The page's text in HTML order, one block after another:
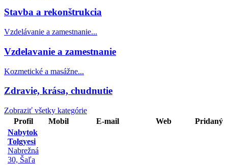
Stavba a rekonštrukcia
Vzdelávanie a zamestnanie...
Vzdelavanie a zamestnanie
Kozmetické a masážne...
Zdravie, krása, chudnutie
Zobraziť všetky kategórie
Profil
Mobil E-mail Web
Pridaný
Nabytok
Tolgyesi
Nabrežná
30, Šaľa